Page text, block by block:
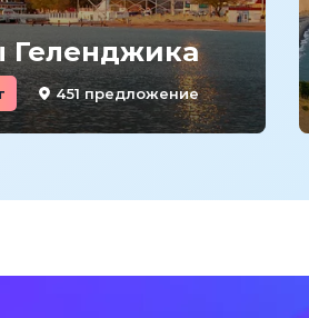
Геленджика
451 предложение